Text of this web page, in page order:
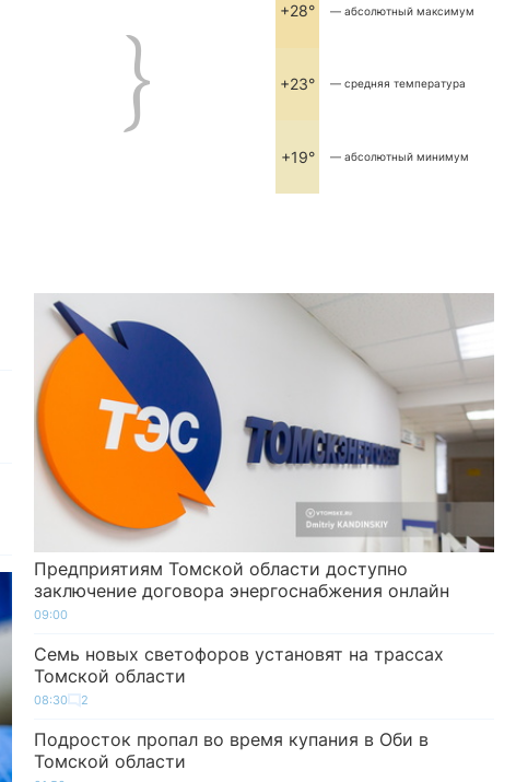
+28° — абсолютный максимум
+23° — средняя температура
+19° — абсолютный минимум
Предприятиям Томской области доступно
заключение договора энергоснабжения онлайн
09:00
Семь новых светофоров установят на трассах
Томской области
08:30 2
Подросток пропал во время купания в Оби в
Томской области